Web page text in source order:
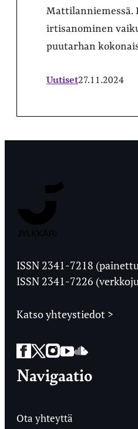
Mattilanniemessä.
irtisanominen
puutarhan
Uutiset27.11.2024
Ylioppilaslehti
ISSN 2341-7218
ISSN 2341-7226
Katso yhteystiedot >
Facebook
Twitter
Instagram
YouTube
SoundCloud
Navigaatio
Ota yhteyttä